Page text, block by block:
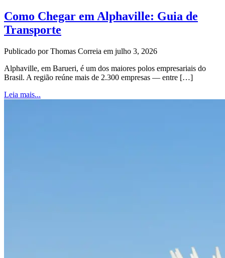
Como Chegar em Alphaville: Guia de
Transporte
Publicado por Thomas Correia em julho 3, 2026
Alphaville, em Barueri, é um dos maiores polos empresariais do
Brasil. A região reúne mais de 2.300 empresas — entre […]
Leia mais...